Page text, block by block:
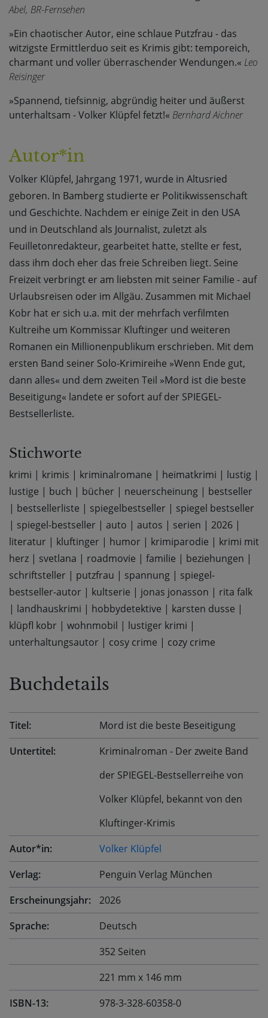
Abel, BR-Fernsehen
»Ein chaotischer Autor, eine schlaue Putzfrau - das
witzigste Ermittlerduo seit es Krimis gibt: temporeich,
charmant und voller überraschender Wendungen.« Leo
Reisinger
»Spannend, tiefsinnig, abgründig heiter und äußerst
unterhaltsam - Volker Klüpfel fetzt!« Bernhard Aichner
Autor*in
Volker Klüpfel, Jahrgang 1971, wurde in Altusried
geboren. In Bamberg studierte er Politikwissenschaft
und Geschichte. Nachdem er einige Zeit in den USA
und in Deutschland als Journalist, zuletzt als
Feuilletonredakteur, gearbeitet hatte, stellte er fest,
dass ihm doch eher das freie Schreiben liegt. Seine
Freizeit verbringt er am liebsten mit seiner Familie - auf
Urlaubsreisen oder im Allgäu. Zusammen mit Michael
Kobr hat er sich u.a. mit der mehrfach verfilmten
Kultreihe um Kommissar Kluftinger und weiteren
Romanen ein Millionenpublikum erschrieben. Mit dem
ersten Band seiner Solo-Krimireihe »Wenn Ende gut,
dann alles« und dem zweiten Teil »Mord ist die beste
Beseitigung« landete er sofort auf der SPIEGEL-
Bestsellerliste.
Stichworte
krimi | krimis | kriminalromane | heimatkrimi | lustig |
lustige | buch | bücher | neuerscheinung | bestseller
| bestsellerliste | spiegelbestseller | spiegel bestseller
| spiegel-bestseller | auto | autos | serien | 2026 |
literatur | kluftinger | humor | krimiparodie | krimi mit
herz | svetlana | roadmovie | familie | beziehungen |
schriftsteller | putzfrau | spannung | spiegel-
bestseller-autor | kultserie | jonas jonasson | rita falk
| landhauskrimi | hobbydetektive | karsten dusse |
klüpfl kobr | wohnmobil | lustiger krimi |
unterhaltungsautor | cosy crime | cozy crime
Buchdetails
Titel:
Mord ist die beste Beseitigung
Untertitel:
Kriminalroman - Der zweite Band
der SPIEGEL-Bestsellerreihe von
Volker Klüpfel, bekannt von den
Kluftinger-Krimis
Autor*in:
Volker Klüpfel
Verlag:
Penguin Verlag München
Erscheinungsjahr:
2026
Sprache:
Deutsch
352 Seiten
221 mm x 146 mm
ISBN-13:
978-3-328-60358-0